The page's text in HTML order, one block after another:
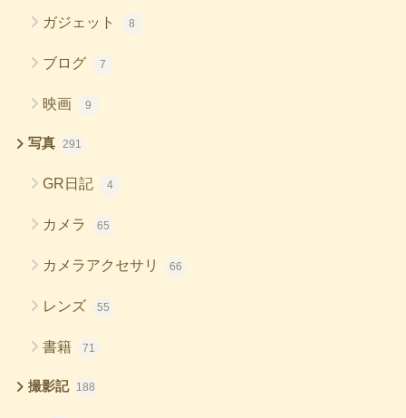
ガジェット 8
ブログ 7
映画 9
写真 291
GR日記 4
カメラ 65
カメラアクセサリ 66
レンズ 55
書籍 71
撮影記 188